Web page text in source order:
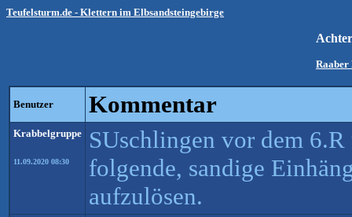
Teufelsturm.de - Klettern im Elbsandsteingebirge
Raaber
Benutzer Kommentar
Krabbelgruppe
11.09.2020 08:30
SUschlingen vor dem
folgende, sandige
aufzulösen.